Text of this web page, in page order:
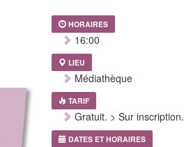
HORAIRES
16:00
LIEU
Médiathèque
TARIF
Gratuit. > Sur inscription.
DATES ET HORAIRES